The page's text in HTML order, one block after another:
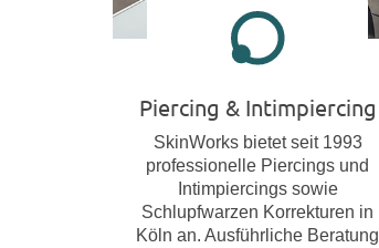
Piercing & Intimpiercing
SkinWorks bietet seit 1993
professionelle Piercings und
Intimpiercings sowie
Schlupfwarzen Korrekturen in
Köln an. Ausführliche Beratung